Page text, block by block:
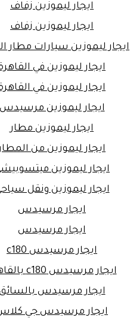
ايجار ليموزين زفاف
ايجار ليموزين زفاف
ايجار ليموزين سيارات مطار
ايجار ليموزين في
ايجار ليموزين في
ايجار ليموزين مرسيدس
ايجار ليموزين مطار
ايجار ليموزين من
ايجار ليموزين
ايجار ليموزين ونقل
ايجار مرسيدس
ايجار مرسيدس
ايجار مرسيدس c180
ايجار مرسيدس c180 بالقاهرة
ايجار مرسيدس
ايجار مرسيدس جي